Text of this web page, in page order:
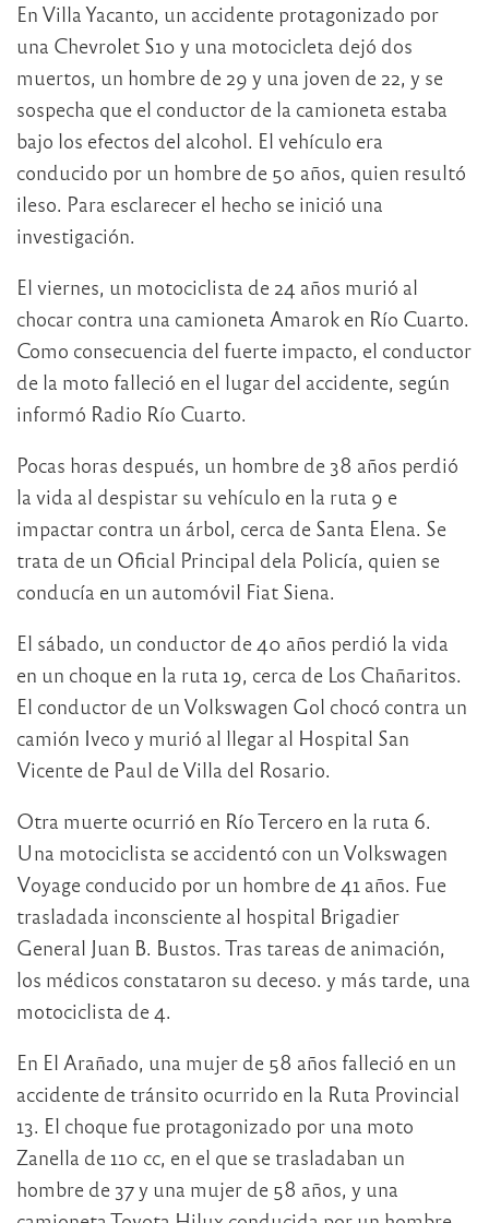
En Villa Yacanto, un accidente protagonizado por
una Chevrolet S10 y una motocicleta dejó dos
muertos, un hombre de 29 y una joven de 22, y se
sospecha que el conductor de la camioneta estaba
bajo los efectos del alcohol. El vehículo era
conducido por un hombre de 50 años, quien resultó
ileso. Para esclarecer el hecho se inició una
investigación.
El viernes, un motociclista de 24 años murió al
chocar contra una camioneta Amarok en Río Cuarto.
Como consecuencia del fuerte impacto, el conductor
de la moto falleció en el lugar del accidente, según
informó Radio Río Cuarto.
Pocas horas después, un hombre de 38 años perdió
la vida al despistar su vehículo en la ruta 9 e
impactar contra un árbol, cerca de Santa Elena. Se
trata de un Oficial Principal dela Policía, quien se
conducía en un automóvil Fiat Siena.
El sábado, un conductor de 40 años perdió la vida
en un choque en la ruta 19, cerca de Los Chañaritos.
El conductor de un Volkswagen Gol chocó contra un
camión Iveco y murió al llegar al Hospital San
Vicente de Paul de Villa del Rosario.
Otra muerte ocurrió en Río Tercero en la ruta 6.
Una motociclista se accidentó con un Volkswagen
Voyage conducido por un hombre de 41 años. Fue
trasladada inconsciente al hospital Brigadier
General Juan B. Bustos. Tras tareas de animación,
los médicos constataron su deceso. y más tarde, una
motociclista de 4.
En El Arañado, una mujer de 58 años falleció en un
accidente de tránsito ocurrido en la Ruta Provincial
13. El choque fue protagonizado por una moto
Zanella de 110 cc, en el que se trasladaban un
hombre de 37 y una mujer de 58 años, y una